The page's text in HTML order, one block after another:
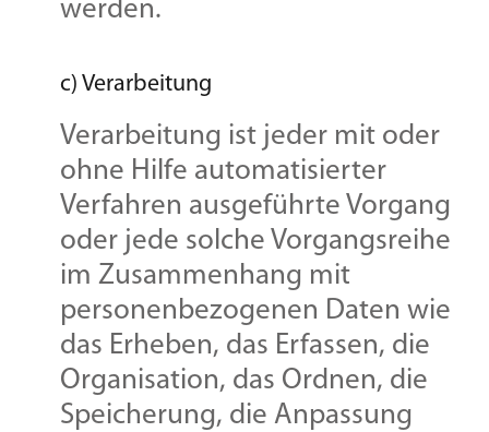
werden.
c) Verarbeitung
Verarbeitung ist jeder mit oder
ohne Hilfe automatisierter
Verfahren ausgeführte Vorgang
oder jede solche Vorgangsreihe
im Zusammenhang mit
personenbezogenen Daten wie
das Erheben, das Erfassen, die
Organisation, das Ordnen, die
Speicherung, die Anpassung